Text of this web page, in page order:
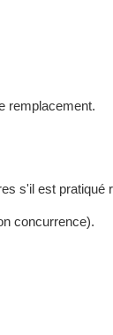
remplacement.
s'il est pratiqué
concurrence).